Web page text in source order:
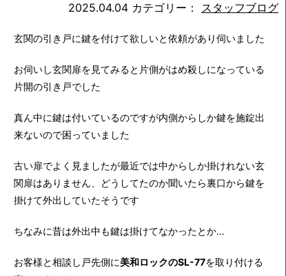
2025.04.04 カテゴリー： スタッフブログ
玄関の引き戸に鍵を付けて欲しいと依頼があり伺いました
お伺いし玄関扉を見てみると片側がはめ殺しになっている
片開の引き戸でした
真ん中に鍵は付いているのですが内側からしか鍵を施錠出
来ないので困っていました
古い扉でよく見ましたが最近では中からしか掛けれない玄
関扉はありません、どうしてたのか聞いたら裏口から鍵を
掛けて外出していたそうです
ちなみに昔は外出中も鍵は掛けてなかったとか…
お客様と相談し戸先側に美和ロックのSL-77を取り付ける